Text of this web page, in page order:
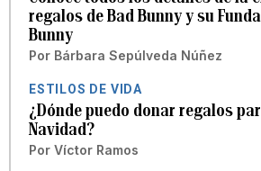
regalos de Bad Bunny y su
Bunny
Por Bárbara Sepúlveda Núñez
ESTILOS DE VIDA
¿Dónde puedo donar regalos
Navidad?
Por Víctor Ramos